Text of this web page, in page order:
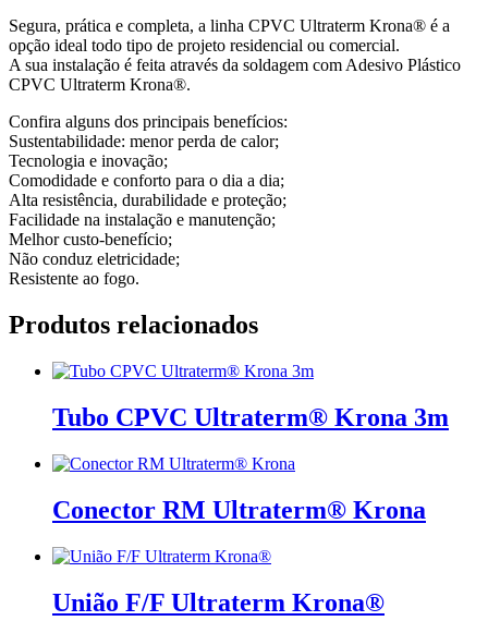
Segura, prática e completa, a linha CPVC Ultraterm Krona® é a
opção ideal todo tipo de projeto residencial ou comercial.
A sua instalação é feita através da soldagem com Adesivo Plástico
CPVC Ultraterm Krona®.
Confira alguns dos principais benefícios:
Sustentabilidade: menor perda de calor;
Tecnologia e inovação;
Comodidade e conforto para o dia a dia;
Alta resistência, durabilidade e proteção;
Facilidade na instalação e manutenção;
Melhor custo-benefício;
Não conduz eletricidade;
Resistente ao fogo.
Produtos relacionados
Tubo CPVC Ultraterm® Krona 3m
Conector RM Ultraterm® Krona
União F/F Ultraterm Krona®